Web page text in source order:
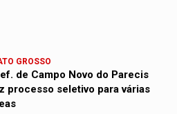
GROSSO
de Campo Novo do Parecis
processo seletivo para várias